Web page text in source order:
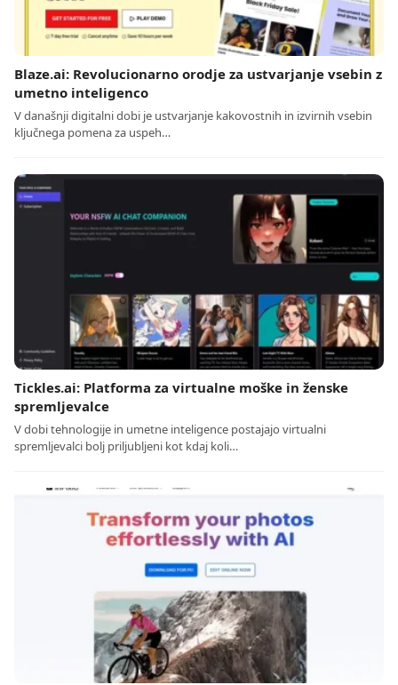
Blaze.ai: Revolucionarno orodje za ustvarjanje vsebin z
umetno inteligenco
V današnji digitalni dobi je ustvarjanje kakovostnih in izvirnih vsebin
ključnega pomena za uspeh…
Tickles.ai: Platforma za virtualne moške in ženske
spremljevalce
V dobi tehnologije in umetne inteligence postajajo virtualni
spremljevalci bolj priljubljeni kot kdaj koli…